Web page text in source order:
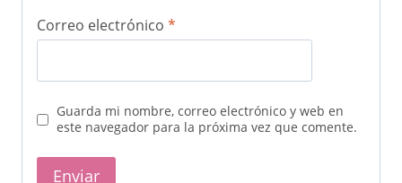
Correo electrónico *
Guarda mi nombre, correo electrónico y web en
este navegador para la próxima vez que comente.